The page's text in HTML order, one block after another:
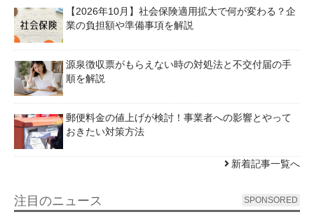
【2026年10月】社会保険適用拡大で何が変わる？企
業の負担額や準備事項を解説
源泉徴収票がもらえない時の対処法と不交付届の手
順を解説
郵便料金の値上げが検討！事業者への影響とやって
おきたい対策方法
新着記事一覧へ
注目のニュース SPONSORED